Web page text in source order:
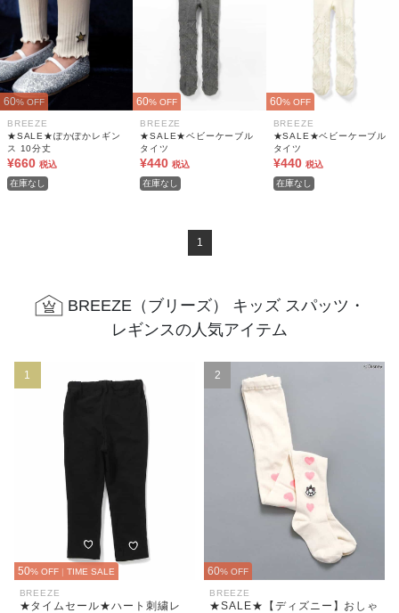
60% OFF
BREEZE
★SALE★ぽかぽかレギン
ス 10分丈
¥660 税込
在庫なし
60% OFF
BREEZE
★SALE★ベビーケーブル
タイツ
¥440 税込
在庫なし
60% OFF
BREEZE
★SALE★ベビーケーブル
タイツ
¥440 税込
在庫なし
1
BREEZE（ブリーズ） キッズ スパッツ・
レギンスの人気アイテム
1
50% OFF | TIME SALE
BREEZE
★タイムセール★ハート刺繍レ
2
60% OFF
BREEZE
★SALE★【ディズニー】おしゃ